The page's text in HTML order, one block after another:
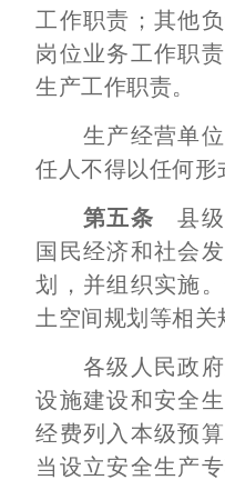
工作职责；其他
岗位业务工作职
生产工作职责。
生产经营单位
任人不得以任何形
第五条 县级
国民经济和社会
划，并组织实施
土空间规划等相关
各级人民政府
设施建设和安全
经费列入本级预
当设立安全生产